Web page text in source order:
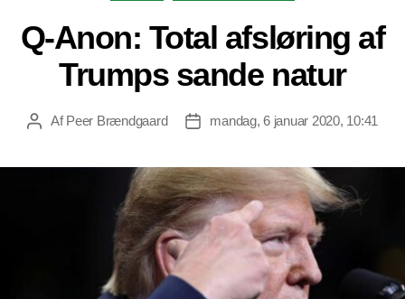
Q-Anon: Total afsløring af
Trumps sande natur
Indlægsforfatter
AfPeer Brændgaard Indlægsdato
mandag, 6 januar 2020, 10:41